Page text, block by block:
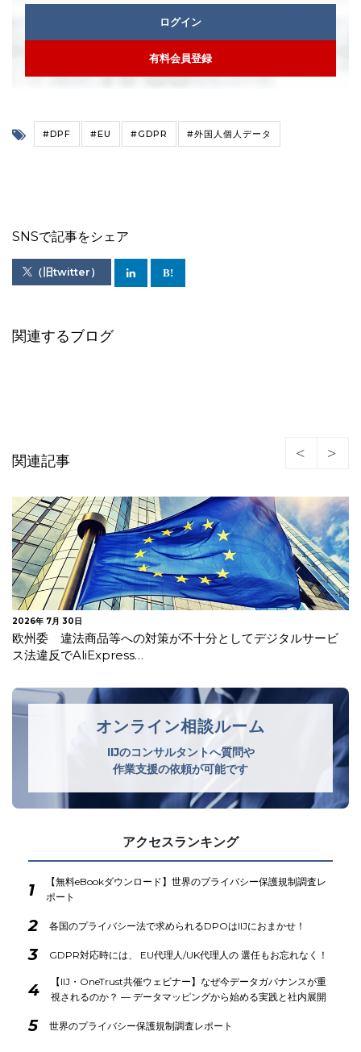
ログイン
有料会員登録
#DPF #EU #GDPR #外国人個人データ
SNSで記事をシェア
（旧twitter）
関連するブログ
関連記事
2026年 7月 30日
欧州委 違法商品等への対策が不十分としてデジタルサービ
ス法違反でAliExpress…
オンライン相談ルーム
IIJのコンサルタントへ質問や
作業支援の依頼が可能です
アクセスランキング
1
【無料eBookダウンロード】世界のプライバシー保護規制調査レ
ポート
2 各国のプライバシー法で求められるDPOはIIJにおまかせ！
3 GDPR対応時には、 EU代理人/UK代理人の 選任もお忘れなく！
4
【IIJ・OneTrust共催ウェビナー】なぜ今データガバナンスが重
視されるのか？ ― データマッピングから始める実践と社内展開
5 世界のプライバシー保護規制調査レポート